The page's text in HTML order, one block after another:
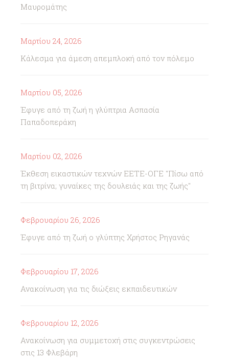
Μαυρομάτης
Μαρτίου 24, 2026
Κάλεσμα για άμεση απεμπλοκή από τον πόλεμο
Μαρτίου 05, 2026
Έφυγε από τη ζωή η γλύπτρια Ασπασία
Παπαδοπεράκη
Μαρτίου 02, 2026
Έκθεση εικαστικών τεχνών ΕΕΤΕ-ΟΓΕ "Πίσω από
τη βιτρίνα; γυναίκες της δουλειάς και της ζωής"
Φεβρουαρίου 26, 2026
Έφυγε από τη ζωή ο γλύπτης Χρήστος Ρηγανάς
Φεβρουαρίου 17, 2026
Ανακοίνωση για τις διώξεις εκπαιδευτικών
Φεβρουαρίου 12, 2026
Ανακοίνωση για συμμετοχή στις συγκεντρώσεις
στις 13 Φλεβάρη